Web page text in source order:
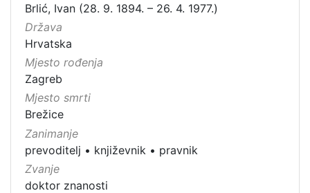
Brlić, Ivan (28. 9. 1894. – 26. 4. 1977.)
Država
Hrvatska
Mjesto rođenja
Zagreb
Mjesto smrti
Brežice
Zanimanje
prevoditelj • književnik • pravnik
Zvanje
doktor znanosti